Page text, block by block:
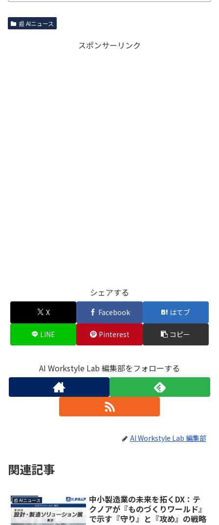
📰 AIニュース
スポンサーリンク
シェアする
X Facebook はてブ
LINE Pinterest コピー
AI Workstyle Lab 編集部をフォローする
AI Workstyle Lab 編集部
関連記事
📰 AIニュース
中小製造業の未来を拓くDX：テ
クノアが『ものづくりワールド』
で示す『守り』と『攻め』の戦略